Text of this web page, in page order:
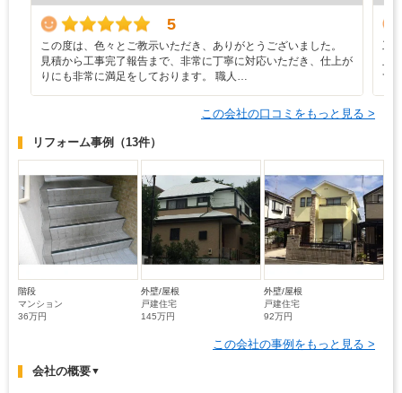
5
この度は、色々とご教示いただき、ありがとうございました。
見積から工事完了報告まで、非常に丁寧に対応いただき、仕上が
りにも非常に満足をしております。 職人…
工
ず
この会社の口コミをもっと見る >
リフォーム事例 （13件）
階段
マンション
36万円
外壁/屋根
戸建住宅
145万円
外壁/屋根
戸建住宅
92万円
この会社の事例をもっと見る >
会社の概要▼